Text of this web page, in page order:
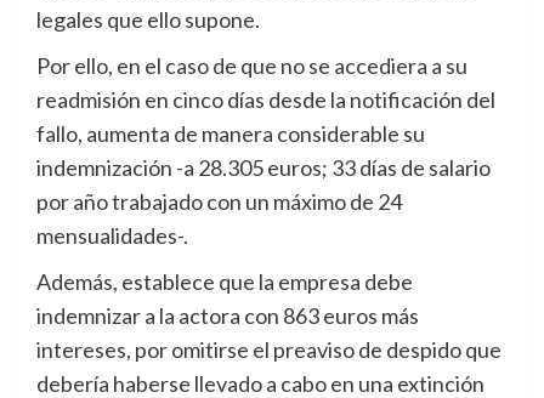
legales que ello supone.
Por ello, en el caso de que no se accediera a su
readmisión en cinco días desde la notificación del
fallo, aumenta de manera considerable su
indemnización -a 28.305 euros; 33 días de salario
por año trabajado con un máximo de 24
mensualidades-.
Además, establece que la empresa debe
indemnizar a la actora con 863 euros más
intereses, por omitirse el preaviso de despido que
debería haberse llevado a cabo en una extinción